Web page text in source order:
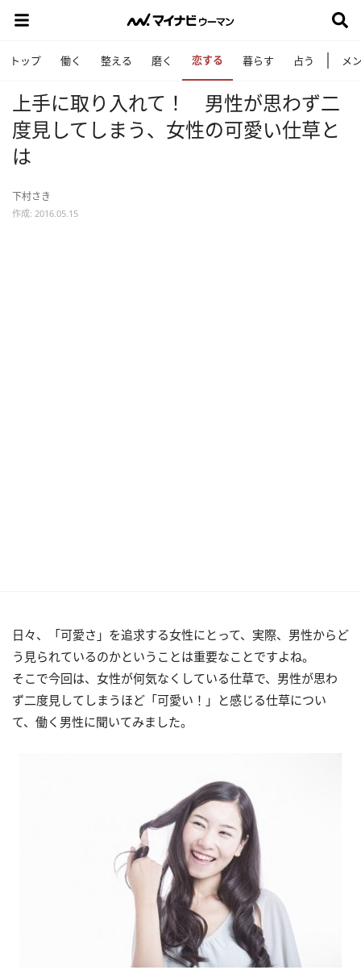
トップ 働く 整える 磨く 恋する 暮らす 占う メ
上手に取り入れて！ 男性が思わず二
度見してしまう、女性の可愛い仕草と
は
下村さき
作成: 2016.05.15
日々、「可愛さ」を追求する女性にとって、実際、男性からど
う見られているのかということは重要なことですよね。
そこで今回は、女性が何気なくしている仕草で、男性が思わ
ず二度見してしまうほど「可愛い！」と感じる仕草につい
て、働く男性に聞いてみました。